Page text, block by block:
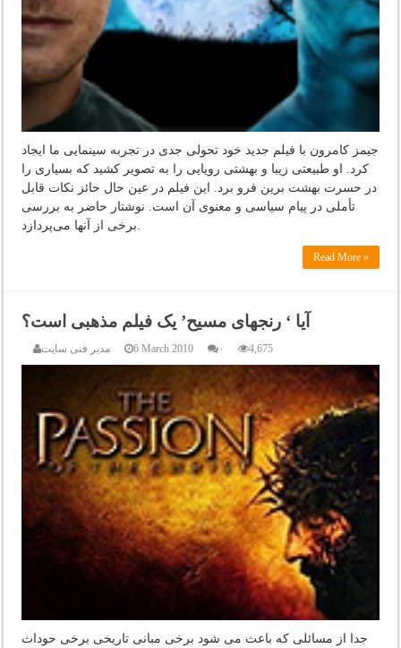
جیمز کامرون با فیلم جدید خود تحولی جدی در تجربه سینمایی ما ایجاد
کرد. او طبیعتی زیبا و بهشتی رویایی را به تصویر کشید که بسیاری را
در حسرت بهشت برین فرو برد. این فیلم در عین حال حائز نکات قابل
تأملی در پیام سیاسی و معنوی آن است. نوشتار حاضر به بررسی
برخی از آنها می‌پردازد.
Read More »
آیا ‘ رنجهای مسیح’ یک فیلم مذهبی است؟
مدیر فنی سایت 6 March 2010 ۰ 4,675
جدا از مسائلی که باعث می شود برخی مبانی تاریخی برخی حوداث